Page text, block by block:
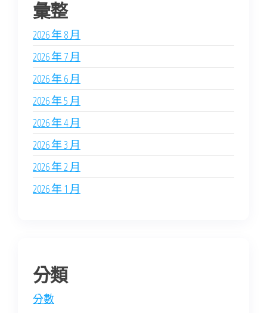
彙整
2026 年 8 月
2026 年 7 月
2026 年 6 月
2026 年 5 月
2026 年 4 月
2026 年 3 月
2026 年 2 月
2026 年 1 月
分類
分數